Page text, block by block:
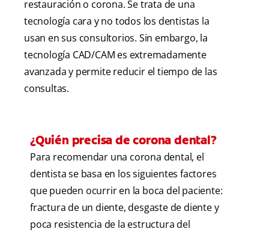
restauración o corona. Se trata de una
tecnología cara y no todos los dentistas la
usan en sus consultorios. Sin embargo, la
tecnología CAD/CAM es extremadamente
avanzada y permite reducir el tiempo de las
consultas.
¿Quién precisa de corona dental?
Para recomendar una corona dental, el
dentista se basa en los siguientes factores
que pueden ocurrir en la boca del paciente:
fractura de un diente, desgaste de diente y
poca resistencia de la estructura del